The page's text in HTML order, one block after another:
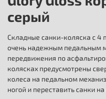
серый
Складные санки-коляска с 4
очень надежным педальным
передвижения по
колясках предусмотрены
колеса на педальном
ногой и переставить санки